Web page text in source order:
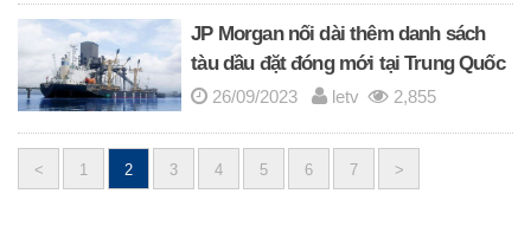
JP Morgan nối dài thêm danh sách
tàu dầu đặt đóng mới tại Trung Quốc
26/09/2023 letv 2,855
Posts
< 1 2 3 4 5 6 7 >